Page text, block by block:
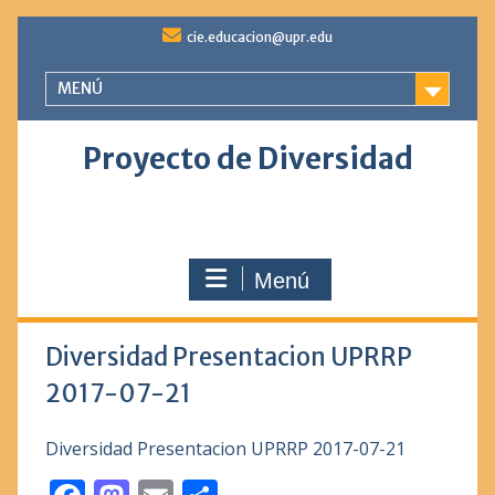
contenido
cie.educacion@upr.edu
MENÚ
Proyecto de Diversidad
Menú
Diversidad Presentacion UPRRP
2017-07-21
Diversidad Presentacion UPRRP 2017-07-21